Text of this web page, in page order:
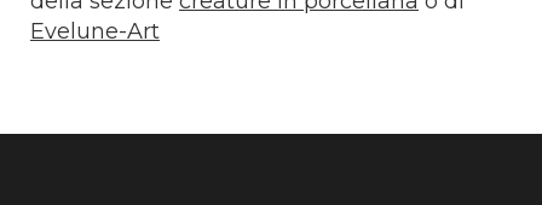
Evelune-Art